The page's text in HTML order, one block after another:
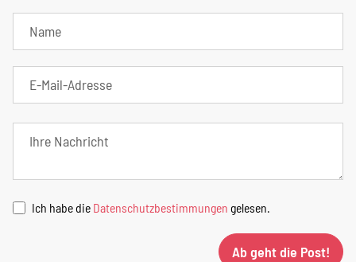
Ich habe die Datenschutzbestimmungen gelesen.
Ab geht die Post!